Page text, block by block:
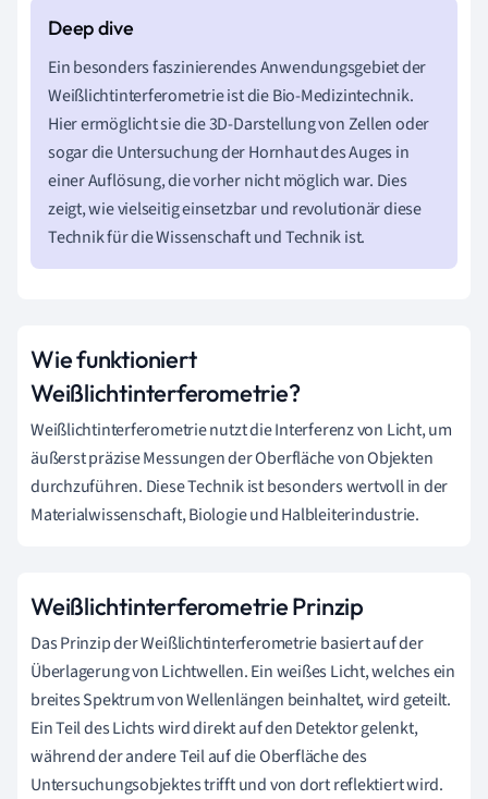
Ein besonders faszinierendes Anwendungsgebiet der
Weißlichtinterferometrie ist die Bio-Medizintechnik.
Hier ermöglicht sie die 3D-Darstellung von Zellen oder
sogar die Untersuchung der Hornhaut des Auges in
einer Auflösung, die vorher nicht möglich war. Dies
zeigt, wie vielseitig einsetzbar und revolutionär diese
Technik für die Wissenschaft und Technik ist.
Wie funktioniert
Weißlichtinterferometrie?
Weißlichtinterferometrie nutzt die Interferenz von Licht, um
äußerst präzise Messungen der Oberfläche von Objekten
durchzuführen. Diese Technik ist besonders wertvoll in der
Materialwissenschaft, Biologie und Halbleiterindustrie.
Weißlichtinterferometrie Prinzip
Das Prinzip der Weißlichtinterferometrie basiert auf der
Überlagerung von Lichtwellen. Ein weißes Licht, welches ein
breites Spektrum von Wellenlängen beinhaltet, wird geteilt.
Ein Teil des Lichts wird direkt auf den Detektor gelenkt,
während der andere Teil auf die Oberfläche des
Untersuchungsobjektes trifft und von dort reflektiert wird.